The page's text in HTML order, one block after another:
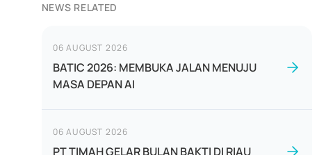
NEWS RELATED
06 AUGUST 2026
BATIC 2026: MEMBUKA JALAN MENUJU
MASA DEPAN AI
06 AUGUST 2026
PT TIMAH GELAR BULAN BAKTI DI RIAU